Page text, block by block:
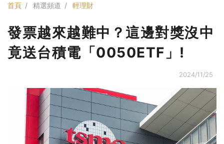
首頁 精選頻道 輕理財
發票越來越難中？這邊對獎沒中
竟送台積電「0050ETF」!
2024/11/25